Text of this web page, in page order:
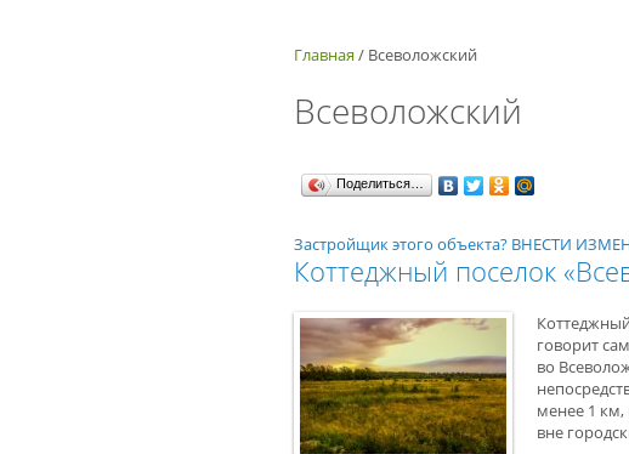
Главная / Всеволожский
Всеволожский
Поделиться…
Застройщик этого объекта? ВНЕСТИ
Коттеджный поселок
говорит
во
менее 1
вне